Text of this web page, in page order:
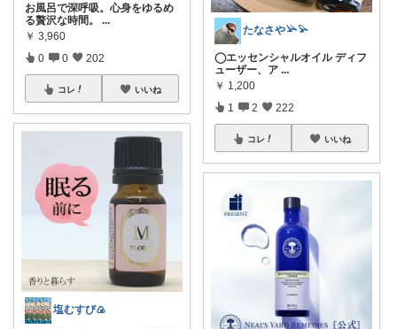
お風呂で深呼吸。心身をゆるめ
る贅沢な時間。
...
￥ 3,960
0 0 202
コレ いいね
塩むすび🍙
たなさや𓅪𓅫
◯エッセンシャルオイル ディフ
ューザー、ア ...
￥ 1,200
1 2 222
コレ いいね